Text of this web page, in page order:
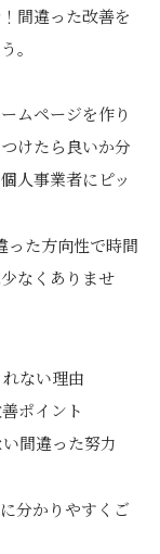
間違った改善を
。
ムページを作り
けたら良いか分
人事業者にピッ
った方向性で時間
なくありませ
ない理由
ポイント
間違った努力
分かりやすくご